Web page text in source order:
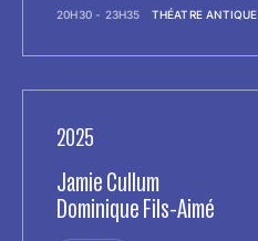
20H30 - 23H35 THÉATRE ANTIQUE
2025
Jamie Cullum
Dominique Fils-Aimé